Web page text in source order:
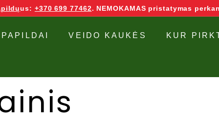
us: +370 699 77462. NEMOKAMAS pristatymas
VEIDO KAUKĖS KUR